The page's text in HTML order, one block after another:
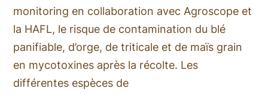
monitoring en collaboration avec Agroscope et
la HAFL, le risque de contamination du blé
panifiable, d’orge, de triticale et de maïs grain
en mycotoxines après la récolte. Les
différentes espèces de